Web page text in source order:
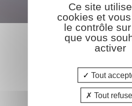
Ce site
cookies et
le contrôle
que vous
activer
Tout
Tout